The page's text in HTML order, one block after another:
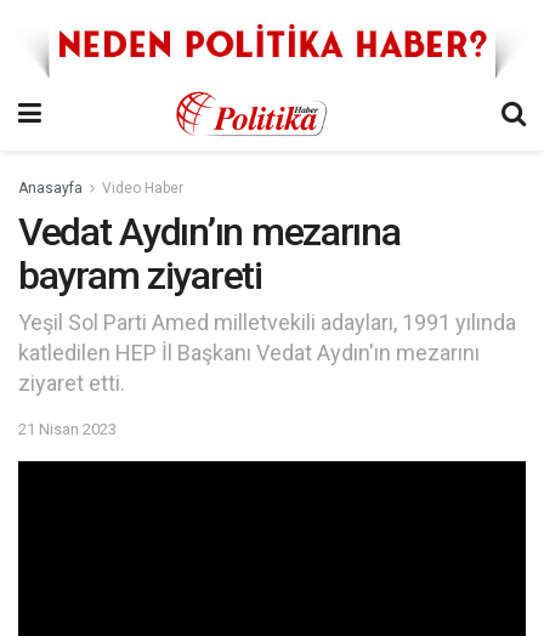
Anasayfa Video Haber
Vedat Aydın’ın mezarına
bayram ziyareti
Yeşil Sol Parti Amed milletvekili adayları, 1991 yılında
katledilen HEP İl Başkanı Vedat Aydın'ın mezarını
ziyaret etti.
21 Nisan 2023